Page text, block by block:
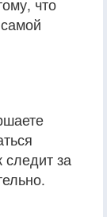
что
за